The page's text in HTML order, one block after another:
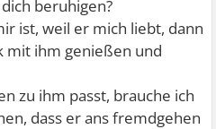
beruhigen?
ist, weil er mich liebt, dann
mit ihm genießen und
zu ihm passt, brauche ich
dass er ans fremdgehen